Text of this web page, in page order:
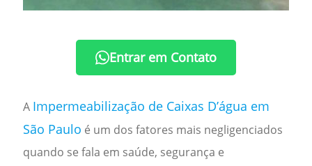
Entrar em Contato
A Impermeabilização de Caixas D’água em
São Paulo é um dos fatores mais negligenciados
quando se fala em saúde, segurança e